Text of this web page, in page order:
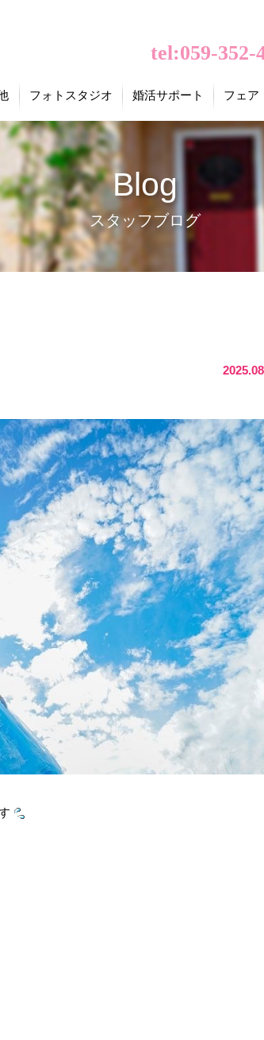
tel:059-352-
フォトスタジオ 婚活サポート フェア
Blog
スタッフブログ